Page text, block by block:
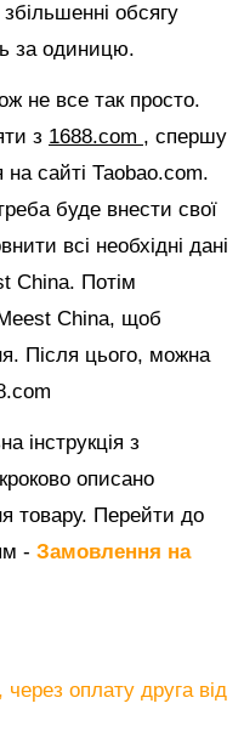
обсягу
за одиницю.
не все так просто.
з 1688.com , спершу
на сайті Таоbао.com.
буде внести свої
всі необхідні дані
China. Потім
China, щоб
Після цього, можна
інструкція з
описано
товару. Перейти до
- Замовлення на
оплату друга від